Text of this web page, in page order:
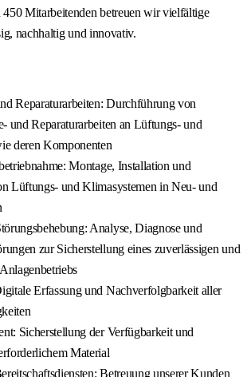
Mitarbeitenden betreuen wir vielfältige
nachhaltig und innovativ.
Reparaturarbeiten: Durchführung von
und Reparaturarbeiten an Lüftungs- und
deren Komponenten
Montage, Installation und
Lüftungs- und Klimasystemen in Neu- und
Analyse, Diagnose und
zur Sicherstellung eines zuverlässigen und
Erfassung und Nachverfolgbarkeit aller
Sicherstellung der Verfügbarkeit und
Material
Betreuung unserer Kunden